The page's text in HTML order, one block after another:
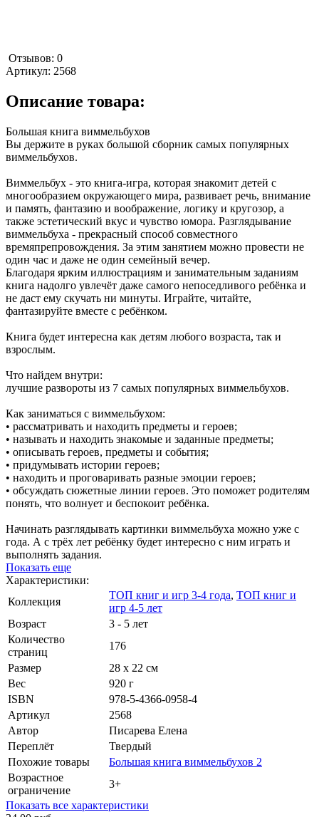
Отзывов: 0
Артикул: 2568
Описание товара:
Большая книга виммельбухов
Вы держите в руках большой сборник самых популярных
виммельбухов.
Виммельбух - это книга-игра, которая знакомит детей с
многообразием окружающего мира, развивает речь, внимание
и память, фантазию и воображение, логику и кругозор, а
также эстетический вкус и чувство юмора. Разглядывание
виммельбуха - прекрасный способ совместного
времяпрепровождения. За этим занятием можно провести не
один час и даже не один семейный вечер.
Благодаря ярким иллюстрациям и занимательным заданиям
книга надолго увлечёт даже самого непоседливого ребёнка и
не даст ему скучать ни минуты. Играйте, читайте,
фантазируйте вместе с ребёнком.
Книга будет интересна как детям любого возраста, так и
взрослым.
Что найдем внутри:
лучшие развороты из 7 самых популярных виммельбухов.
Как заниматься с виммельбухом:
• рассматривать и находить предметы и героев;
• называть и находить знакомые и заданные предметы;
• описывать героев, предметы и события;
• придумывать истории героев;
• находить и проговаривать разные эмоции героев;
• обсуждать сюжетные линии героев. Это поможет родителям
понять, что волнует и беспокоит ребёнка.
Начинать разглядывать картинки виммельбуха можно уже с
года. А с трёх лет ребёнку будет интересно с ним играть и
выполнять задания.
Показать еще
Характеристики:
Коллекция
ТОП книг и игр 3-4 года, ТОП книг и
игр 4-5 лет
Возраст
3 - 5 лет
Количество
страниц
176
Размер
28 x 22 см
Вес
920 г
ISBN
978-5-4366-0958-4
Артикул
2568
Автор
Писарева Елена
Переплёт
Твердый
Похожие товары
Большая книга виммельбухов 2
Возрастное
ограничение
3+
Показать все характеристики